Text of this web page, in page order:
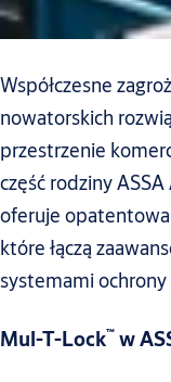
Współczesne
nowatorskich
przestrzenie
część rodziny
oferuje
które łączą
systemami
Mul-T-Lock™ w